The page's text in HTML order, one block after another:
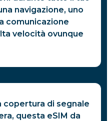
navigazione, uno
comunicazione
velocità ovunque
copertura di segnale
questa eSIM da